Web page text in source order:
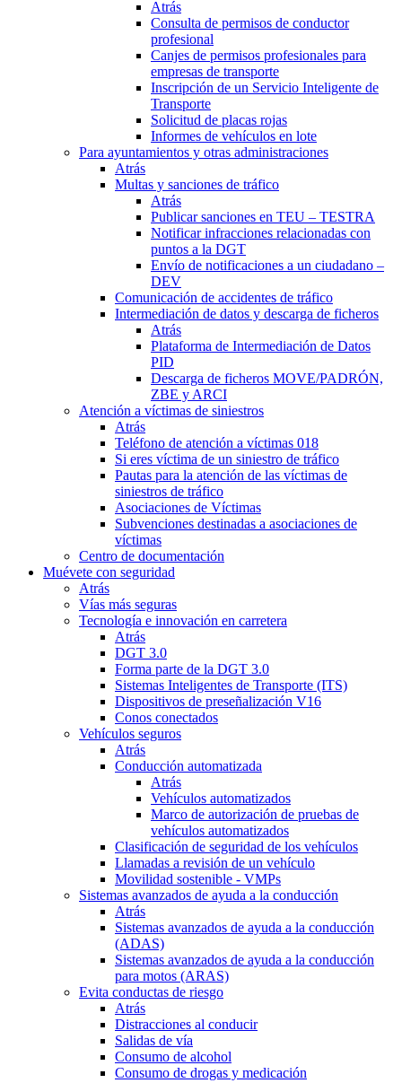
Atrás
Consulta de permisos de conductor
profesional
Canjes de permisos profesionales para
empresas de transporte
Inscripción de un Servicio Inteligente de
Transporte
Solicitud de placas rojas
Informes de vehículos en lote
Para ayuntamientos y otras administraciones
Atrás
Multas y sanciones de tráfico
Atrás
Publicar sanciones en TEU – TESTRA
Notificar infracciones relacionadas con
puntos a la DGT
Envío de notificaciones a un ciudadano –
DEV
Comunicación de accidentes de tráfico
Intermediación de datos y descarga de ficheros
Atrás
Plataforma de Intermediación de Datos
PID
Descarga de ficheros MOVE/PADRÓN,
ZBE y ARCI
Atención a víctimas de siniestros
Atrás
Teléfono de atención a víctimas 018
Si eres víctima de un siniestro de tráfico
Pautas para la atención de las víctimas de
siniestros de tráfico
Asociaciones de Víctimas
Subvenciones destinadas a asociaciones de
víctimas
Centro de documentación
Muévete con seguridad
Atrás
Vías más seguras
Tecnología e innovación en carretera
Atrás
DGT 3.0
Forma parte de la DGT 3.0
Sistemas Inteligentes de Transporte (ITS)
Dispositivos de preseñalización V16
Conos conectados
Vehículos seguros
Atrás
Conducción automatizada
Atrás
Vehículos automatizados
Marco de autorización de pruebas de
vehículos automatizados
Clasificación de seguridad de los vehículos
Llamadas a revisión de un vehículo
Movilidad sostenible - VMPs
Sistemas avanzados de ayuda a la conducción
Atrás
Sistemas avanzados de ayuda a la conducción
(ADAS)
Sistemas avanzados de ayuda a la conducción
para motos (ARAS)
Evita conductas de riesgo
Atrás
Distracciones al conducir
Salidas de vía
Consumo de alcohol
Consumo de drogas y medicación